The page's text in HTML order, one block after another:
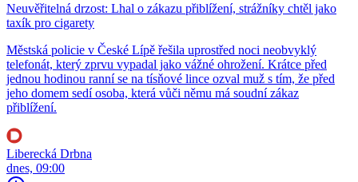
Neuvěřitelná drzost: Lhal o zákazu přiblížení, strážníky chtěl jako
taxík pro cigarety
Městská policie v České Lípě řešila uprostřed noci neobvyklý
telefonát, který zprvu vypadal jako vážné ohrožení. Krátce před
jednou hodinou ranní se na tísňové lince ozval muž s tím, že před
jeho domem sedí osoba, která vůči němu má soudní zákaz
přiblížení.
Liberecká Drbna
dnes, 09:00